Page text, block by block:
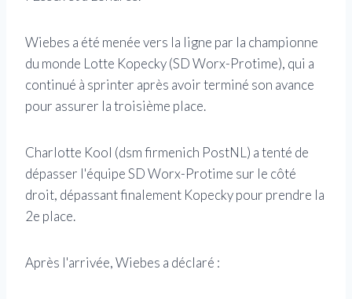
Wiebes a été menée vers la ligne par la championne
du monde Lotte Kopecky (SD Worx-Protime), qui a
continué à sprinter après avoir terminé son avance
pour assurer la troisième place.
Charlotte Kool (dsm firmenich PostNL) a tenté de
dépasser l'équipe SD Worx-Protime sur le côté
droit, dépassant finalement Kopecky pour prendre la
2e place.
Après l'arrivée, Wiebes a déclaré :